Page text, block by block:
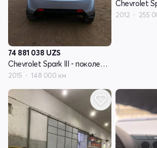
74 881 038 UZS
Chevrolet Spark III - поколение
2015 148 000 км
2012 255